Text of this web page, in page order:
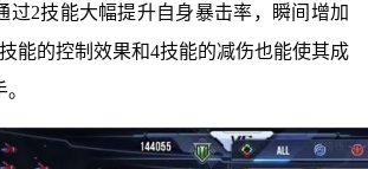
过2技能大幅提升自身暴击率，瞬间增加
能的控制效果和4技能的减伤也能使其成